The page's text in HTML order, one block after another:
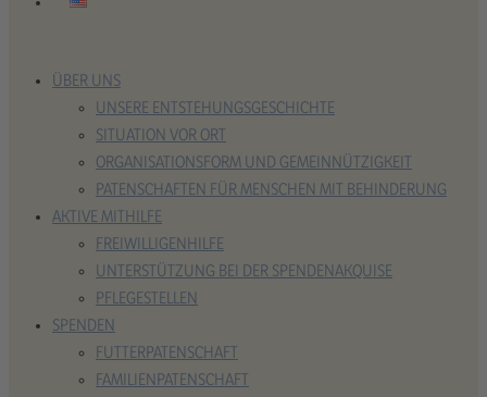
ÜBER UNS
UNSERE ENTSTEHUNGSGESCHICHTE
SITUATION VOR ORT
ORGANISATIONSFORM UND GEMEINNÜTZIGKEIT
PATENSCHAFTEN FÜR MENSCHEN MIT BEHINDERUNG
AKTIVE MITHILFE
FREIWILLIGENHILFE
UNTERSTÜTZUNG BEI DER SPENDENAKQUISE
PFLEGESTELLEN
SPENDEN
FUTTERPATENSCHAFT
FAMILIENPATENSCHAFT